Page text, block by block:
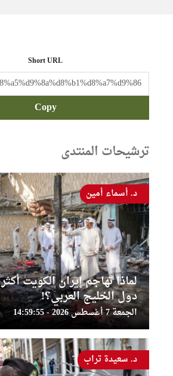
Short URL
Copy
ترشيحات المنتدى
لماذا تهاجم إيران الكويت
دول الخليج العربي؟!
الجمعة 7 أغسطس 2026 - 14:59:55
د. أسماء أمين
د. سعيدة تراب